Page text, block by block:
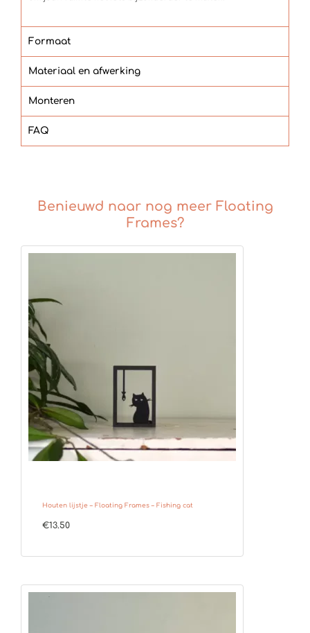
Formaat
Materiaal en afwerking
Monteren
FAQ
Benieuwd naar nog meer Floating
Frames?
Houten lijstje – Floating Frames – Fishing cat
€13.50